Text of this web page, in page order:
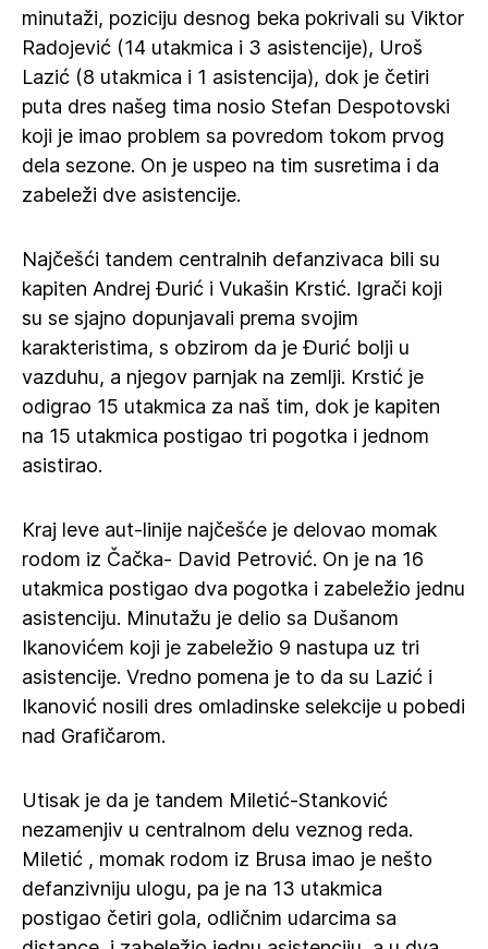
minutaži, poziciju desnog beka pokrivali su Viktor
Radojević (14 utakmica i 3 asistencije), Uroš
Lazić (8 utakmica i 1 asistencija), dok je četiri
puta dres našeg tima nosio Stefan Despotovski
koji je imao problem sa povredom tokom prvog
dela sezone. On je uspeo na tim susretima i da
zabeleži dve asistencije.
Najčešći tandem centralnih defanzivaca bili su
kapiten Andrej Đurić i Vukašin Krstić. Igrači koji
su se sjajno dopunjavali prema svojim
karakteristima, s obzirom da je Đurić bolji u
vazduhu, a njegov parnjak na zemlji. Krstić je
odigrao 15 utakmica za naš tim, dok je kapiten
na 15 utakmica postigao tri pogotka i jednom
asistirao.
Kraj leve aut-linije najčešće je delovao momak
rodom iz Čačka- David Petrović. On je na 16
utakmica postigao dva pogotka i zabeležio jednu
asistenciju. Minutažu je delio sa Dušanom
Ikanovićem koji je zabeležio 9 nastupa uz tri
asistencije. Vredno pomena je to da su Lazić i
Ikanović nosili dres omladinske selekcije u pobedi
nad Grafičarom.
Utisak je da je tandem Miletić-Stanković
nezamenjiv u centralnom delu veznog reda.
Miletić , momak rodom iz Brusa imao je nešto
defanzivniju ulogu, pa je na 13 utakmica
postigao četiri gola, odličnim udarcima sa